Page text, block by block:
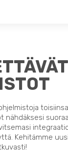
nähdäksesi
Kehitämme